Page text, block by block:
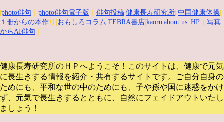
photo俳句 photo俳句電子版 俳句投稿 健康長寿研究所 中国健康体操
１冊からの本作 り| おもしろコラム TEBRA書店 kaoru |about us HP
写真
からAI俳句
健康長寿研究所のＨＰへようこそ！このサイトは、健康で元気
に長生きする情報を紹介・共有するサイトです。
ご自分自身の
ためにも、平和な世の中のためにも、子や孫や国に迷惑をかけ
ず、元気で長生きするとともに、自然にフェイドアウトいたし
ましょう！